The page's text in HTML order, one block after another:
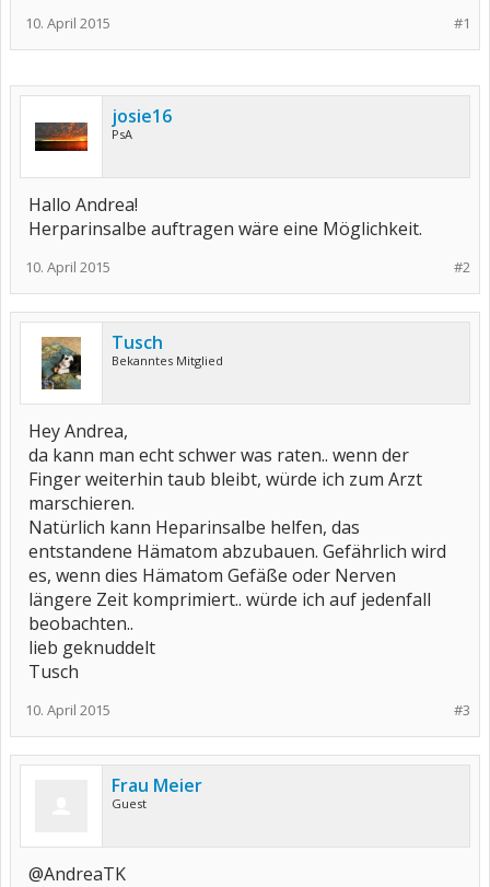
#1
10. April 2015
josie16
PsA
Hallo Andrea!
Herparinsalbe auftragen wäre eine Möglichkeit.
#2
10. April 2015
Tusch
Bekanntes Mitglied
Hey Andrea,
da kann man echt schwer was raten.. wenn der
Finger weiterhin taub bleibt, würde ich zum Arzt
marschieren.
Natürlich kann Heparinsalbe helfen, das
entstandene Hämatom abzubauen. Gefährlich wird
es, wenn dies Hämatom Gefäße oder Nerven
längere Zeit komprimiert.. würde ich auf jedenfall
beobachten..
lieb geknuddelt
Tusch
#3
10. April 2015
Frau Meier
Guest
@AndreaTK